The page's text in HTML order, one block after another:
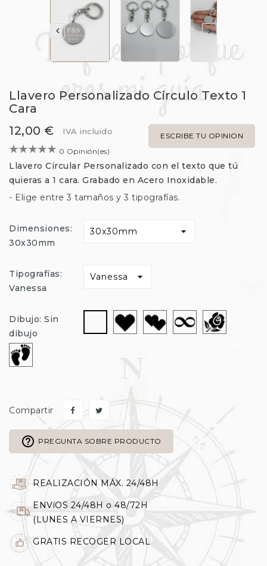
 
Llavero Personalizado Circulo Texto 1
Cara
12,00 €
ESCRIBE TU OPINION
IVA incluido
0 Opinión(es)
Llavero Circular Personalizado con el texto que tú
quieras a 1 cara. Grabado en Acero Inoxidable.
- Elige entre 3 tamaños y 3 tipografías.
Dimensiones:
30x30mm
Tipografías:
Vanessa
Dibujo: Sin
dibujo
Sin
dibujo
Corazón Corazon-
Doble
Infinito
Pie
Compartir
help_outline PREGUNTA SOBRE PRODUCTO
REALIZACIÓN MÁX. 24/48H
ENVíOS 24/48H o 48/72H
(LUNES A VIERNES)
GRATIS RECOGER LOCAL